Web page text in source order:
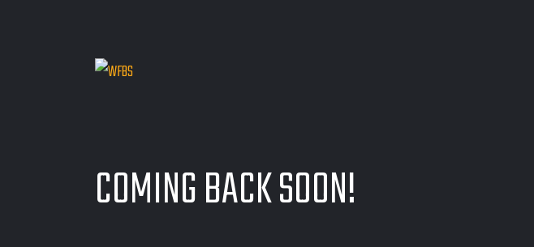
COMING BACK SOON!